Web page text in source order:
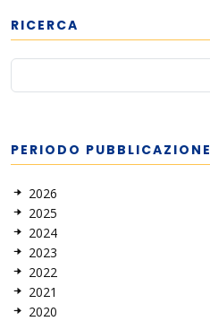
RICERCA
PERIODO PUBBLICAZIONE
2026
2025
2024
2023
2022
2021
2020